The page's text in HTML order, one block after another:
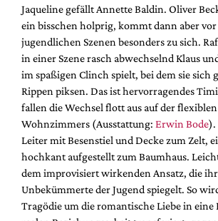
Jaqueline gefällt Annette Baldin. Oliver
ein bisschen holprig, kommt dann aber
jugendlichen Szenen besonders zu sich.
in einer Szene rasch abwechselnd Klaus
im spaßigen Clinch spielt, bei dem sie sich
Rippen piksen. Das ist hervorragendes
fallen die Wechsel flott aus auf der
Wohnzimmers (Ausstattung: Erwin Bode).
Leiter mit Besenstiel und Decke zum Zelt,
hochkant aufgestellt zum Baumhaus.
dem improvisiert wirkenden Ansatz, die
Unbekümmerte der Jugend spiegelt. So
Tragödie um die romantische Liebe in eine